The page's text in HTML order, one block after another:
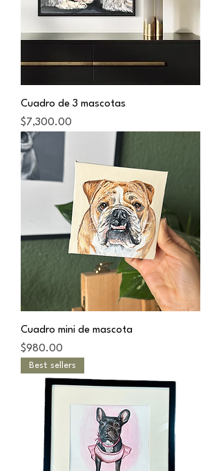
Cuadro de 3 mascotas
Precio
$7,300.00
Cuadro mini de mascota
Precio
$980.00
Best sellers